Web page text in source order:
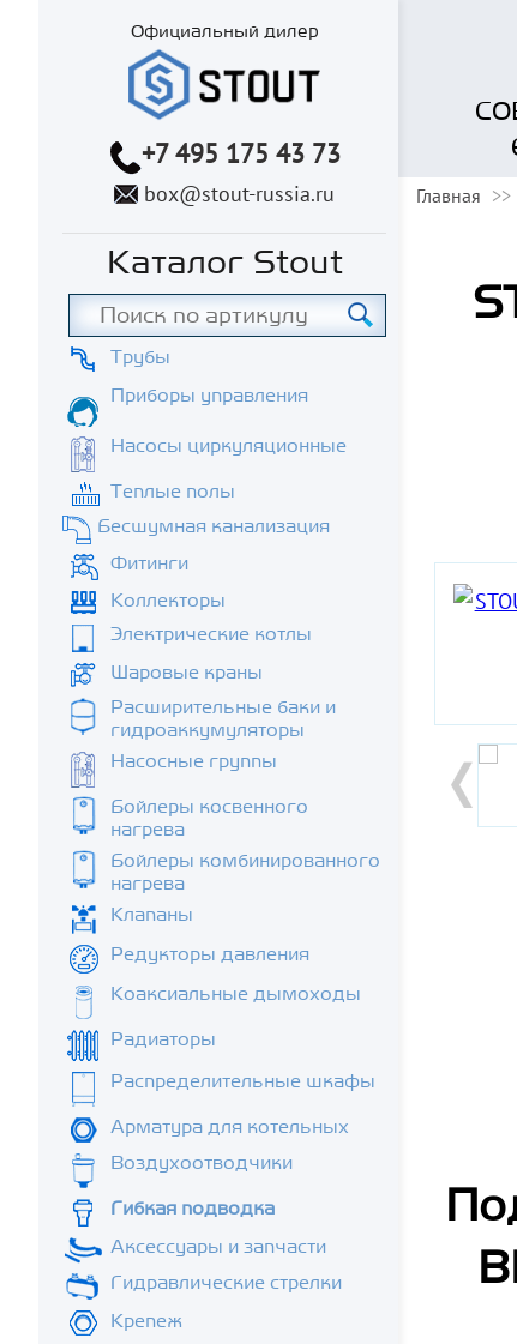
Официальный дилер
+7 495 175 43 73
box@stout-russia.ru
Каталог Stout
Трубы
Приборы управления
Насосы циркуляционные
Теплые полы
Бесшумная канализация
Фитинги
Коллекторы
Электрические котлы
Шаровые краны
Расширительные баки и
гидроаккумуляторы
Насосные группы
Бойлеры косвенного
нагрева
Бойлеры комбинированного
нагрева
Клапаны
Редукторы давления
Коаксиальные дымоходы
Радиаторы
Распределительные шкафы
Арматура для котельных
Воздухоотводчики
Гибкая подводка
Аксессуары и запчасти
Гидравлические стрелки
Крепеж
Главная